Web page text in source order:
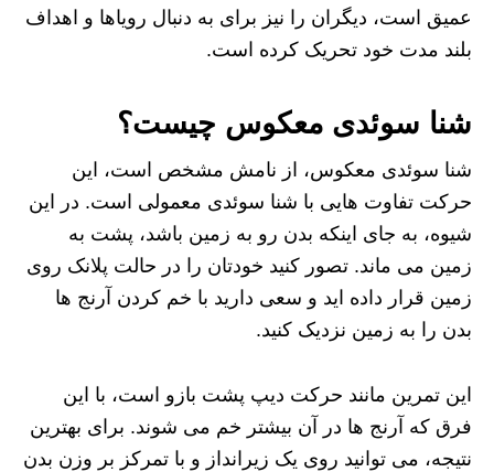
عمیق است، دیگران را نیز برای به دنبال رویاها و اهداف
بلند مدت خود تحریک کرده است.
شنا سوئدی معکوس چیست؟
شنا سوئدی معکوس، از نامش مشخص است، این
حرکت تفاوت هایی با شنا سوئدی معمولی است. در این
شیوه، به جای اینکه بدن رو به زمین باشد، پشت به
زمین می‌ ماند. تصور کنید خودتان را در حالت پلانک روی
زمین قرار داده‌ اید و سعی دارید با خم کردن آرنج‌ ها
بدن را به زمین نزدیک کنید.
این تمرین مانند حرکت دیپ پشت بازو است، با این
فرق که آرنج‌ ها در آن بیشتر خم می‌ شوند. برای بهترین
نتیجه، می‌ توانید روی یک زیرانداز و با تمرکز بر وزن بدن